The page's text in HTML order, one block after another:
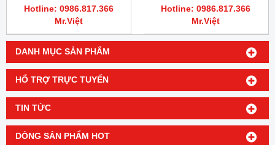
DANH MỤC SẢN PHẨM
HỔ TRỢ TRỰC TUYẾN
TIN TỨC
DÒNG SẢN PHẨM HOT
9013716.N1.33
Hotline: 0986.817.366
Mr.Việt
Hotline: 0986.817.366
Mr.Việt